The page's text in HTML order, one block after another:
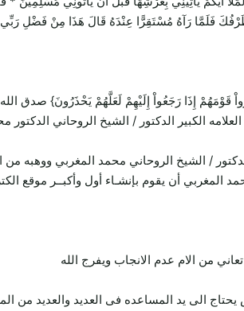
طَرْفُكَ فَلَمَّا رَآهُ مُسْتَقِرًّا عِنْدَهُ قَالَ هَذَا مِنْ فَضْلِ
قَوْمَهُمْ إِذَا رَجَعُواْ إِلَيْهِمْ لَعَلَّهُمْ يَحْذَرُونَ} صدق
الكبير الدكتور / الشيخ الروحاني
/ الشيخ الروحاني محمد المغربي ووهبه من
المغربي أن يقوم بإنشـاء أول وأكبــر
من الام عدم الانجاب ويفرج الله
الى يد المساعده فى العديد والعديد من